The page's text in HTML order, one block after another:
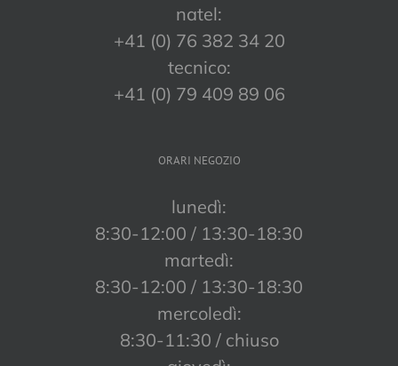
natel:
+41 (0) 76 382 34 20
tecnico:
+41 (0) 79 409 89 06
ORARI NEGOZIO
lunedì:
8:30-12:00 / 13:30-18:30
martedì:
8:30-12:00 / 13:30-18:30
mercoledì:
8:30-11:30 / chiuso